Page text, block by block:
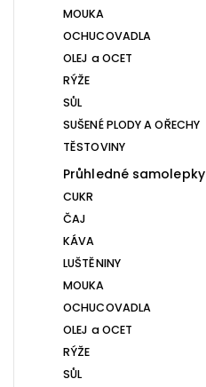
MOUKA
OCHUCOVADLA
OLEJ a OCET
RÝŽE
SŮL
SUŠENÉ PLODY A OŘECHY
TĚSTOVINY
Průhledné samolepky
CUKR
ČAJ
KÁVA
LUŠTĚNINY
MOUKA
OCHUCOVADLA
OLEJ a OCET
RÝŽE
SŮL